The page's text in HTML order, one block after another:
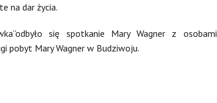
na dar życia.
się spotkanie Mary Wagner z osobami
pobyt Mary Wagner w Budziwoju.